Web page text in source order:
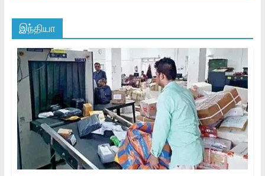
இந்தியா